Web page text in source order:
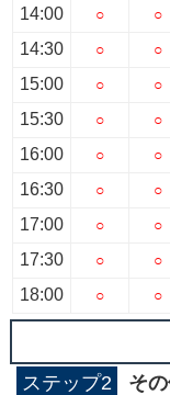
14:00
14:30
15:00
15:30
16:00
16:30
17:00
17:30
18:00
○
○
○
○
○
○
○
○
○
○
○
○
○
○
○
○
○
○
ステップ2 そ